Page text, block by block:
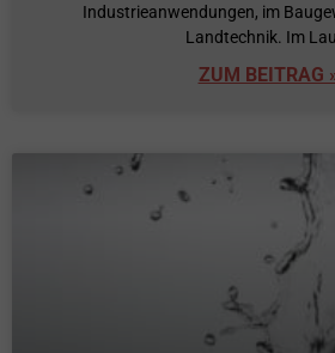
Industrieanwendungen, im
Landtechnik. Im
ZUM BEITRAG